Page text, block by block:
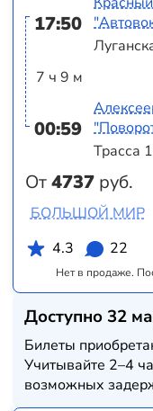
17:50
7 ч 9 м
00:59
От4737 руб.
Трасса
Нет в продаже.
БОЛЬШОЙ МИР
4.3
22
Доступно 32
Билеты
Учитывайте 2–4
возможных